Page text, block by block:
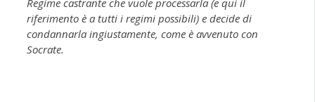
Regime castrante che vuole processarla (e qui il
riferimento è a tutti i regimi possibili) e decide di
condannarla ingiustamente, come è avvenuto con
Socrate.